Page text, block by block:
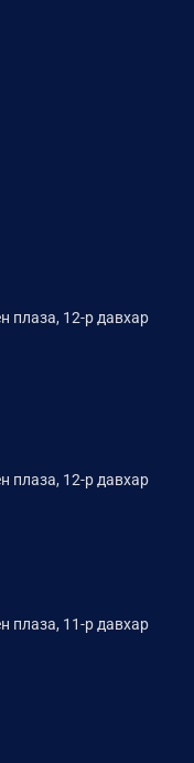
плаза, 12-р давхар
плаза, 12-р давхар
плаза, 11-р давхар